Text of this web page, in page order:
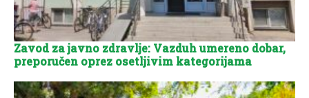
Zavod za javno zdravlje: Vazduh umereno dobar,
preporučen oprez osetljivim kategorijama